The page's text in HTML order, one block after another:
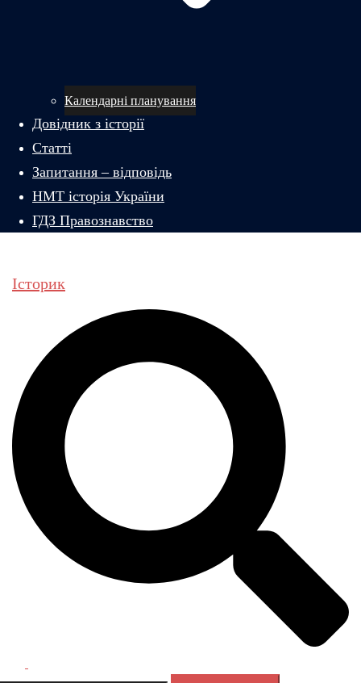
Календарні планування
Довідник з історії
Статті
Запитання – відповідь
НМТ історія України
ГДЗ Правознавство
Історик